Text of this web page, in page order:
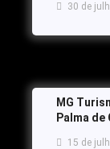
30 de
MG
Palma de
15 de